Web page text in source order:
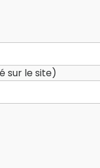
sur le site)